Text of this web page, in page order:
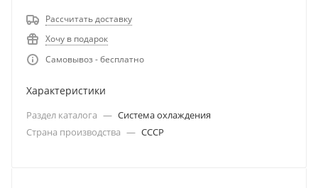
Рассчитать доставку
Хочу в подарок
Самовывоз - бесплатно
Характеристики
Раздел каталога — Система охлаждения
Страна производства — СССР